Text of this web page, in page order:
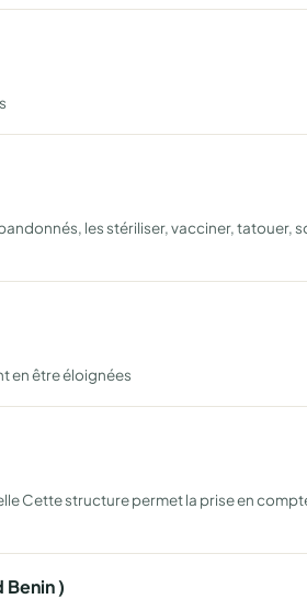
les stériliser, vacciner, tatouer,
en être éloignées
Cette structure permet la prise en
)